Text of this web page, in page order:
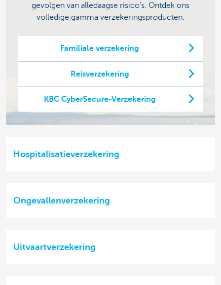
gevolgen van alledaagse risico's. Ontdek ons
volledige gamma verzekeringsproducten.
Familiale verzekering
Reisverzekering
KBC CyberSecure-Verzekering
Hospitalisatieverzekering
Ongevallenverzekering
Uitvaartverzekering